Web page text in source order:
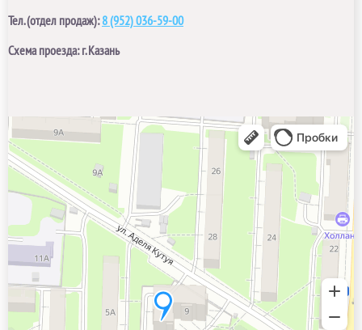
Тел. (отдел продаж):8 (952) 036-59-00
Схема проезда: г. Казань